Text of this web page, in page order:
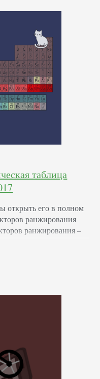
таблица
открыть его в полном
ранжирования
ранжирования –
она не
и тысячи
лежат…